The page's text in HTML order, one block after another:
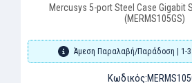
Mercusys 5-port Steel Case Gigabit
(MERMS105GS)
Άμεση Παραλαβή/Παράδοση | 1-3
Κωδικός: